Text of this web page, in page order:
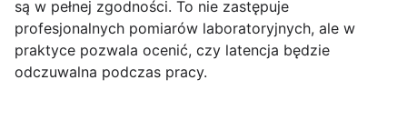
są w pełnej zgodności. To nie zastępuje
profesjonalnych pomiarów laboratoryjnych, ale w
praktyce pozwala ocenić, czy latencja będzie
odczuwalna podczas pracy.